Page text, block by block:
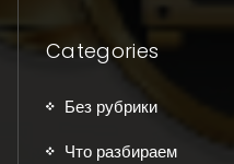
Categories
Без рубрики
Что разбираем